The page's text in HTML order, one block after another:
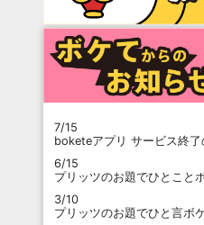
7/15
boketeアプリ サービス終了
6/15
プリッツのお題でひとこと
3/10
プリッツのお題でひと言ボ